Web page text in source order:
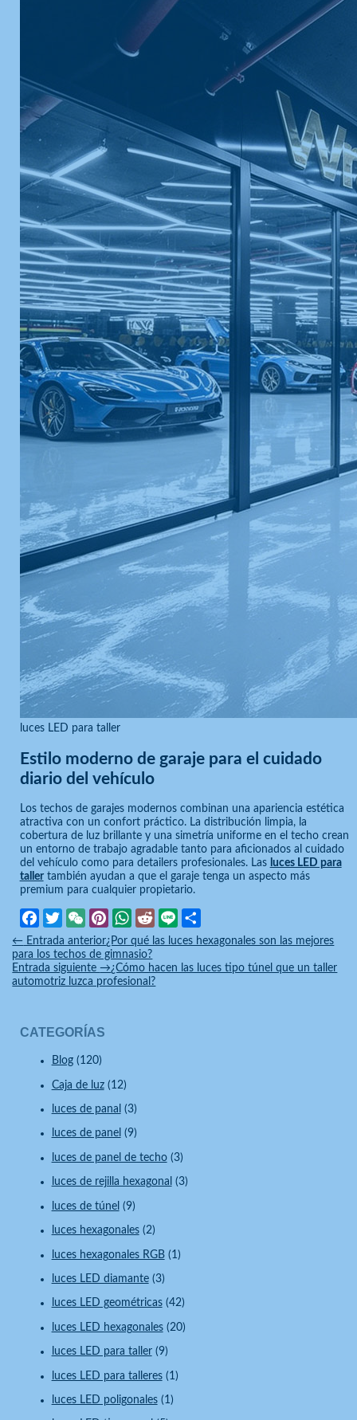
CATEGORÍAS
Blog(120)
Caja de luz(12)
luces de panal (3)
luces de panel (9)
luces de panel de techo(3)
luces de rejilla hexagonal (3)
luces de túnel (9)
luces hexagonales(2)
luces hexagonales RGB(1)
luces LED diamante(3)
luces LED geométricas(42)
luces LED hexagonales(20)
luces LED para taller(9)
luces LED para talleres(1)
luces LED poligonales(1)
luces LED para taller
Estilo moderno de garaje para el cuidado
diario del vehículo
Los techos de garajes modernos combinan una apariencia estética
atractiva con un confort práctico. La distribución limpia, la
cobertura de luz brillante y una simetría uniforme en el techo crean
un entorno de trabajo agradable tanto para aficionados al cuidado
del vehículo como para detailers profesionales. Las luces LED para
tallertambién ayudan a que el garaje tenga un aspecto más
premium para cualquier propietario.
Facebook
TwitterWeChatPinterest
WhatsApp
RedditLineCompartir
← Entrada anterior¿Por qué las luces hexagonales son las mejores
para los techos de gimnasio?
Entrada siguiente→¿Cómo hacen las luces tipo túnel que un taller
automotriz luzca profesional?